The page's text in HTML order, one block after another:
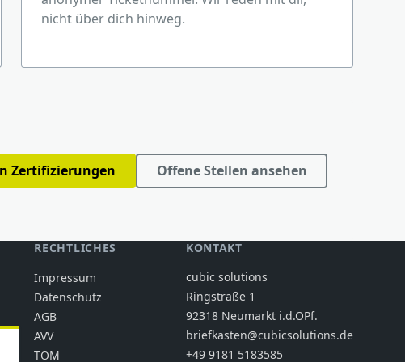
nicht über dich hinweg.
Zertifizierungen Offene Stellen ansehen
RECHTLICHES
Impressum
Datenschutz
AGB
AVV
TOM
KONTAKT
cubic solutions
Ringstraße 1
92318 Neumarkt i.d.OPf.
briefkasten@cubicsolutions.de
+49 9181 5183585